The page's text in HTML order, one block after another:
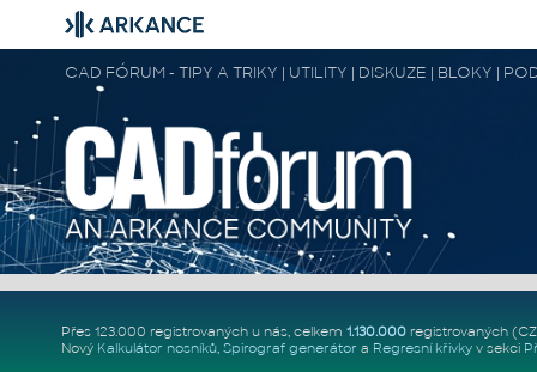
CAD FÓRUM - TIPY A TRIKY | UTILITY | DISKUZE | BLOKY |
Přes 123.000 registrovaných u nás, celkem 1.130.000registrovaných
Nový Kalkulátor nosníků, Spirograf generátor a Regresní křivkyv sekci